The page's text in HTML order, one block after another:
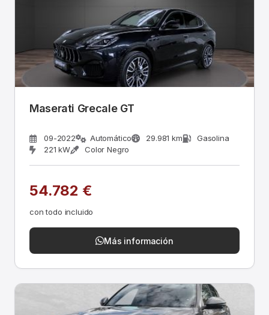
Maserati Grecale GT
09-2022 Automático 29.981 km
Gasolina
221 kW
Color Negro
54.782 €
con todo incluido
Más información